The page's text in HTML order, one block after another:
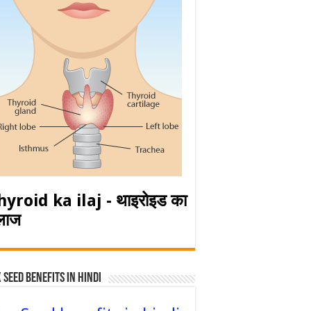
ka ilaj - थाइरोइड का
Seed Benefits in hindi